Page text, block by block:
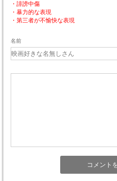
・誹謗中傷
・暴力的な表現
・第三者が不愉快な表現
名前